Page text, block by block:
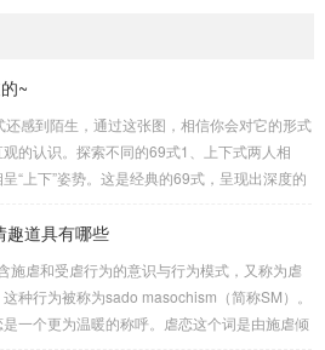
~
还感到陌生，通过这张图，相信你会对它的形式
的认识。探索不同的69式1、上下式两人相
“上下”姿势。这是经典的69式，呈现出深度的
这种体位让双方能更轻松地互相口爱。3、立
方身体素质，需慎重尝试。侧躺式的舒适之处这
处在于，女性可以更轻松地掌控伴侣的口舌刺
劳。男性则可通过合适的角度和...
趣道具有哪些
施虐和受虐行为的意识与行为模式，又称为虐
种行为被称为sado masochism（简称SM）。
一个更为温暖的称呼。虐恋这个词是由施虐倾